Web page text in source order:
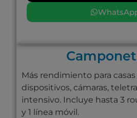
Más rendimiento para
dispositivos, cámaras,
intensivo. Incluye hasta 3
y 1 línea móvil.